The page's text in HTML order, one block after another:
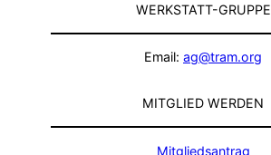
WERKSTATT-GRUPPE
Email: ag@tram.org
MITGLIED WERDEN
Mitgliedsantrag